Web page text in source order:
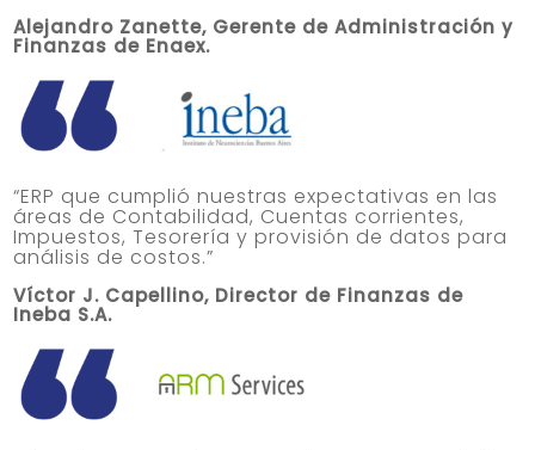
Alejandro Zanette, Gerente de Administración y
Finanzas de Enaex.
“ERP que cumplió nuestras expectativas en las
áreas de Contabilidad, Cuentas corrientes,
Impuestos, Tesorería y provisión de datos para
análisis de costos.”
Víctor J. Capellino, Director de Finanzas de
Ineba S.A.